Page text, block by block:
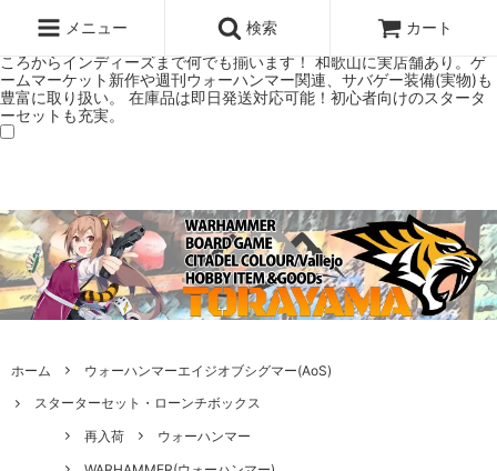
ミアムショップTORAYAMA。通販・オンラインショップです！ ウォー
ハンマーとボードゲームのことなら当店へ！ボードゲームもメジャーど
ころからインディーズまで何でも揃います！ 和歌山に実店舗あり。ゲ
ームマーケット新作や週刊ウォーハンマー関連、サバゲー装備(実物)も
豊富に取り扱い。 在庫品は即日発送対応可能！初心者向けのスタータ
ーセットも充実。
メニュー 検索 カート
ホーム
ウォーハンマーエイジオブシグマー(AoS)
スターターセット・ローンチボックス
再入荷
ウォーハンマー